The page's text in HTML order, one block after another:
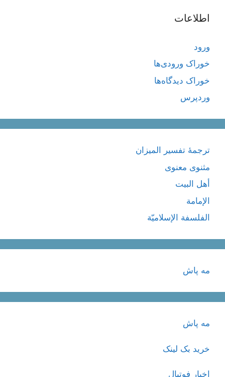
اطلاعات
ورود
خوراک ورودی‌ها
خوراک دیدگاه‌ها
وردپرس
ترجمۀ تفسیر المیزان
مثنوی معنوی
أهل البيت
الإمامة
الفلسفة الإسلاميّة
مه پاش
مه پاش
خرید بک لینک
اخبار فوتبال